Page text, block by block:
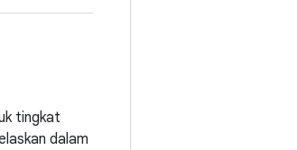
tingkat
dalam